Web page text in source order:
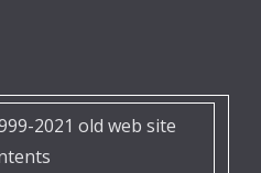
2021 old web site